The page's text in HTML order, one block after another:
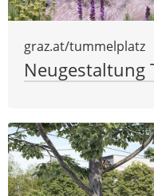
graz.at/tummelplatz
Neugestaltung